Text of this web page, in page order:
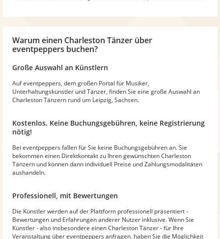
Warum einen Charleston Tänzer über
eventpeppers buchen?
Große Auswahl an Künstlern
Auf eventpeppers, dem großen Portal für Musiker,
Unterhaltungskünstler und Tänzer, finden Sie eine große Auswahl an
Charleston Tänzern rund um Leipzig, Sachsen.
Kostenlos. Keine Buchungsgebühren, keine Registrierung
nötig!
Bei eventpeppers fallen für Sie keine Buchungsgebühren an. Sie
bekommen einen Direktkontakt zu Ihren gewünschten Charleston
Tänzern und können dann individuell Preise und Zahlungsmodalitäten
aushandeln.
Professionell, mit Bewertungen
Die Künstler werden auf der Plattform professionell präsentiert -
Bewertungen und Erfahrungen anderer Nutzer inklusive. Wenn Sie
Künstler - also insbesondere einen Charleston Tänzer - für Ihre
Veranstaltung über eventpeppers anfragen, haben Sie die Möglichkeit